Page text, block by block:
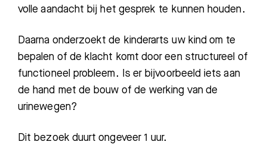
Afspraak maken
Afdelingen
volle aandacht bij het gesprek te kunnen houden.
Daarna onderzoekt de kinderarts uw kind om te
bepalen of de klacht komt door een structureel of
functioneel probleem. Is er bijvoorbeeld iets aan
de hand met de bouw of de werking van de
urinewegen?
Dit bezoek duurt ongeveer 1 uur.